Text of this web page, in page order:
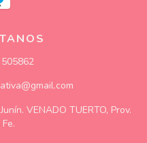
VENADO TUERTO, Prov.